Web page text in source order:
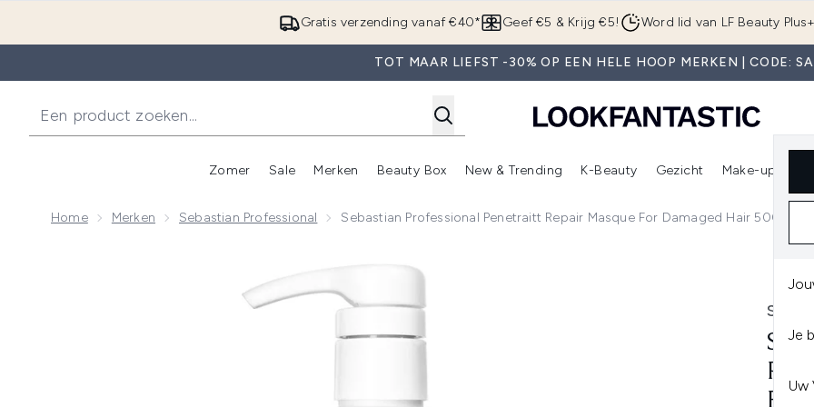
Overslaan naar de hoofdinhoud
Gratis verzending vanaf €40* Geef €5 & Krijg €5! Word lid van LF Beauty Plus+
TOT MAAR LIEFST -30% OP EEN HELE HOOP MERKEN | CODE:
Je
Uw
Zomer
Enter submenu (Zomer)
Sale
Enter submenu (Sale)
Merken
Enter submenu (Merken)
Beauty Box
Enter submenu (Beauty Box)
New & Trending
Enter submenu (New & Trending)
K-Beauty
Enter submenu (K-Beauty)
Gezicht Make-up
Home Merken Sebastian Professional Sebastian Professional Penetraitt Repair Masque For Damaged Hair 500ml
Now showing image 1 Sebastian Professional Penetraitt Repair Masque for Damaged Hair 500ml